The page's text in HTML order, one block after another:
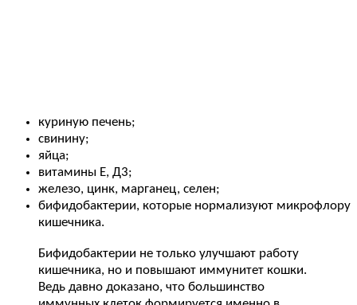
куриную печень;
свинину;
яйца;
витамины Е, Д3;
железо, цинк, марганец, селен;
бифидобактерии, которые нормализуют микрофлору
кишечника.
Бифидобактерии не только улучшают работу
кишечника, но и повышают иммунитет кошки.
Ведь давно доказано, что большинство